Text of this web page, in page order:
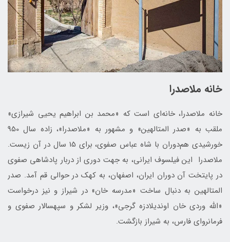
خانه ملاصدرا
خانه ملاصدرا، خانه‌ای است که «محمد بن ابراهیم یحیی شیرازی»
ملقب به «صدر المتالهین» و مشهور به «ملاصدرا»، زاده سال 950
خورشیدی هم‌دوران با شاه عباس صفوی، برای 15 سال در آن زیست.
ملاصدرا این فیلسوف ایرانی، به جهت دوری از دربار پادشاهی صفوی
در پایتخت آن دوران ایران، اصفهان، به کهک در حوالی قم آمد. صدر
المتالهین به دنبال ساخت «مدرسه خان» در شیراز و نیز درخواست
«الله وردی خان اوندیلادزه گرجی»، وزیر لشکر و سپهسالار صفوی و
فرمانروای فارس، به شیراز بازگشت.